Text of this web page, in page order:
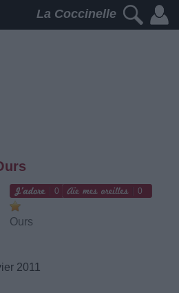
La Coccinelle
0 0
Ours
2011